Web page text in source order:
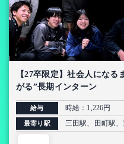
【27卒限定】社会人にな
がる”長期インターン
給与 時給：1,226円
最寄り駅 三田駅、田町駅